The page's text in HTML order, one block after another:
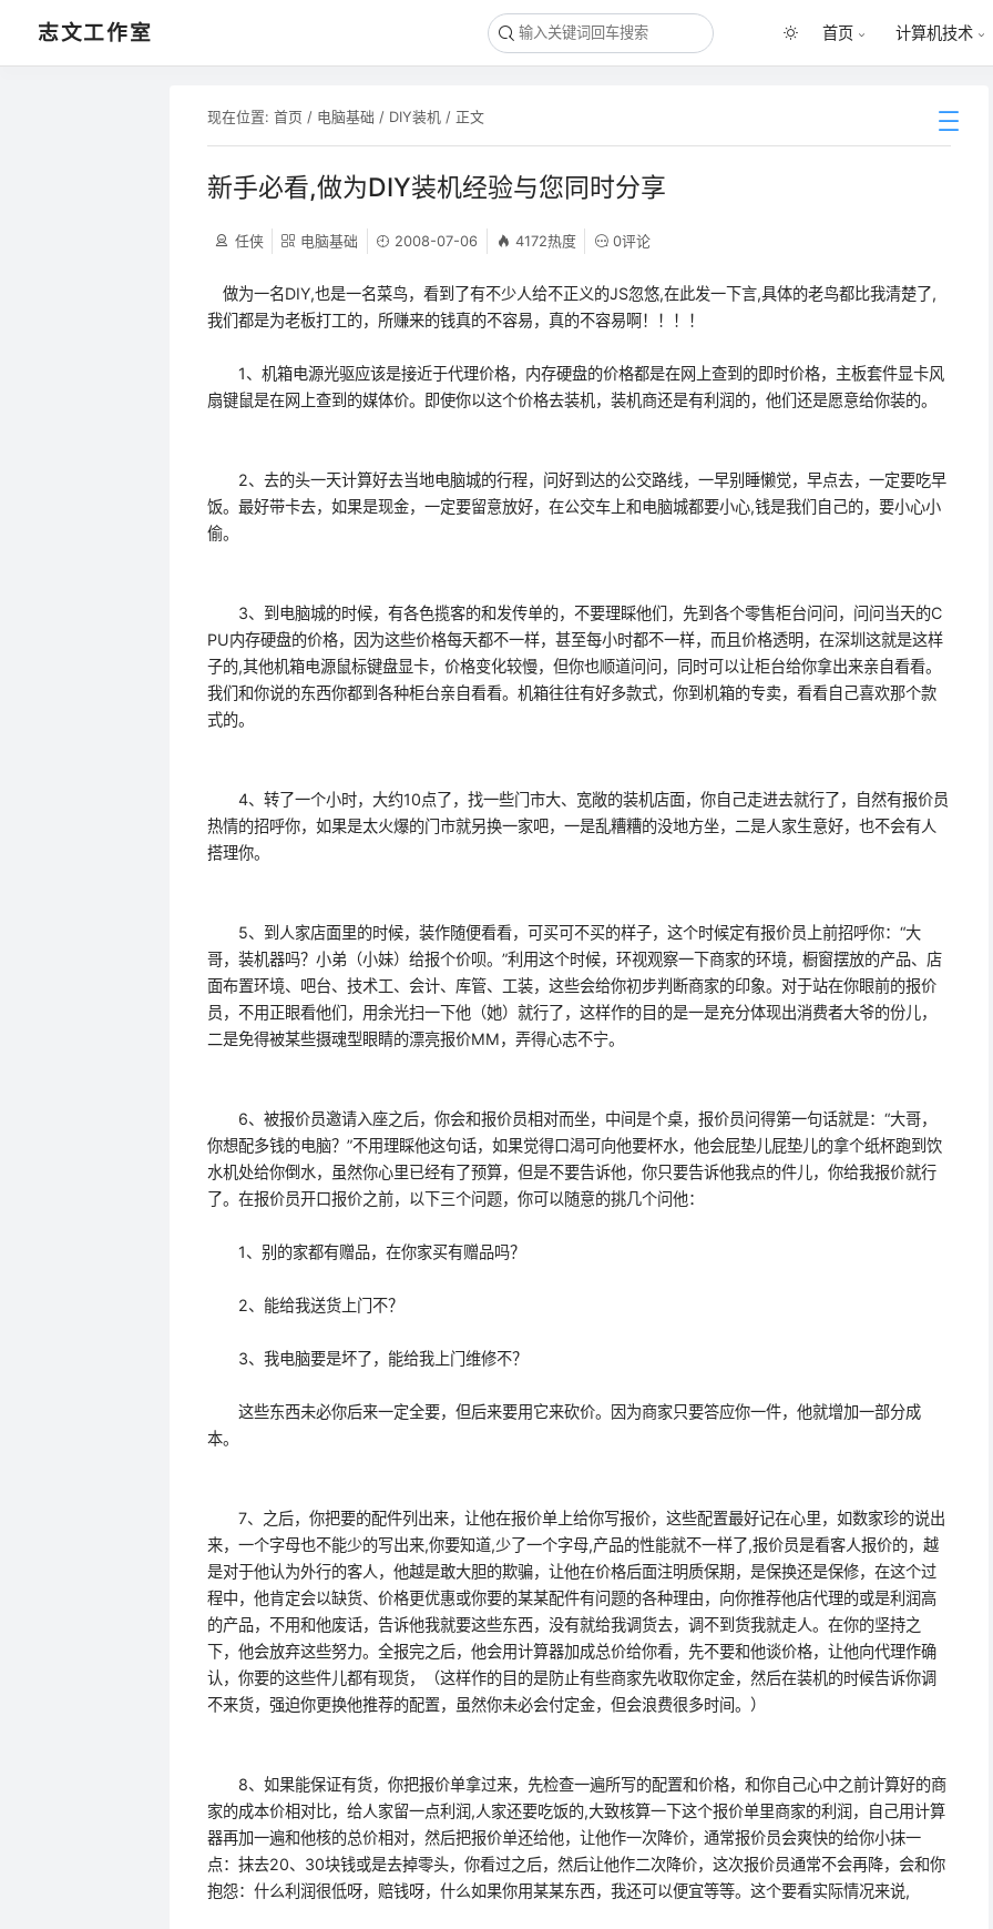
志文工作室 首页 计算机技术
现在位置: 首页 / 电脑基础 / DIY装机/ 正文
新手必看,做为DIY装机经验与您同时分享
任侠 电脑基础 2008-07-06 4172热度 0评论
做为一名DIY,也是一名菜鸟，看到了有不少人给不正义的JS忽悠,在此发一下言,具体的老鸟都比我清楚了,
我们都是为老板打工的，所赚来的钱真的不容易，真的不容易啊！！！！
1、机箱电源光驱应该是接近于代理价格，内存硬盘的价格都是在网上查到的即时价格，主板套件显卡风
扇键鼠是在网上查到的媒体价。即使你以这个价格去装机，装机商还是有利润的，他们还是愿意给你装的。
2、去的头一天计算好去当地电脑城的行程，问好到达的公交路线，一早别睡懒觉，早点去，一定要吃早
饭。最好带卡去，如果是现金，一定要留意放好，在公交车上和电脑城都要小心,钱是我们自己的，要小心小
偷。
3、到电脑城的时候，有各色揽客的和发传单的，不要理睬他们，先到各个零售柜台问问，问问当天的C
PU内存硬盘的价格，因为这些价格每天都不一样，甚至每小时都不一样，而且价格透明，在深圳这就是这样
子的,其他机箱电源鼠标键盘显卡，价格变化较慢，但你也顺道问问，同时可以让柜台给你拿出来亲自看看。
我们和你说的东西你都到各种柜台亲自看看。机箱往往有好多款式，你到机箱的专卖，看看自己喜欢那个款
式的。
4、转了一个小时，大约10点了，找一些门市大、宽敞的装机店面，你自己走进去就行了，自然有报价员
热情的招呼你，如果是太火爆的门市就另换一家吧，一是乱糟糟的没地方坐，二是人家生意好，也不会有人
搭理你。
5、到人家店面里的时候，装作随便看看，可买可不买的样子，这个时候定有报价员上前招呼你：“大
哥，装机器吗？小弟（小妹）给报个价呗。”利用这个时候，环视观察一下商家的环境，橱窗摆放的产品、店
面布置环境、吧台、技术工、会计、库管、工装，这些会给你初步判断商家的印象。对于站在你眼前的报价
员，不用正眼看他们，用余光扫一下他（她）就行了，这样作的目的是一是充分体现出消费者大爷的份儿，
二是免得被某些摄魂型眼睛的漂亮报价MM，弄得心志不宁。
6、被报价员邀请入座之后，你会和报价员相对而坐，中间是个桌，报价员问得第一句话就是：“大哥，
你想配多钱的电脑？”不用理睬他这句话，如果觉得口渴可向他要杯水，他会屁垫儿屁垫儿的拿个纸杯跑到饮
水机处给你倒水，虽然你心里已经有了预算，但是不要告诉他，你只要告诉他我点的件儿，你给我报价就行
了。在报价员开口报价之前，以下三个问题，你可以随意的挑几个问他：
1、别的家都有赠品，在你家买有赠品吗？
2、能给我送货上门不？
3、我电脑要是坏了，能给我上门维修不？
这些东西未必你后来一定全要，但后来要用它来砍价。因为商家只要答应你一件，他就增加一部分成
本。
7、之后，你把要的配件列出来，让他在报价单上给你写报价，这些配置最好记在心里，如数家珍的说出
来，一个字母也不能少的写出来,你要知道,少了一个字母,产品的性能就不一样了,报价员是看客人报价的，越
是对于他认为外行的客人，他越是敢大胆的欺骗，让他在价格后面注明质保期，是保换还是保修，在这个过
程中，他肯定会以缺货、价格更优惠或你要的某某配件有问题的各种理由，向你推荐他店代理的或是利润高
的产品，不用和他废话，告诉他我就要这些东西，没有就给我调货去，调不到货我就走人。在你的坚持之
下，他会放弃这些努力。全报完之后，他会用计算器加成总价给你看，先不要和他谈价格，让他向代理作确
认，你要的这些件儿都有现货，（这样作的目的是防止有些商家先收取你定金，然后在装机的时候告诉你调
不来货，强迫你更换他推荐的配置，虽然你未必会付定金，但会浪费很多时间。）
8、如果能保证有货，你把报价单拿过来，先检查一遍所写的配置和价格，和你自己心中之前计算好的商
家的成本价相对比，给人家留一点利润,人家还要吃饭的,大致核算一下这个报价单里商家的利润，自己用计算
器再加一遍和他核的总价相对，然后把报价单还给他，让他作一次降价，通常报价员会爽快的给你小抹一
点：抹去20、30块钱或是去掉零头，你看过之后，然后让他作二次降价，这次报价员通常不会再降，会和你
抱怨：什么利润很低呀，赔钱呀，什么如果你用某某东西，我还可以便宜等等。这个要看实际情况来说,